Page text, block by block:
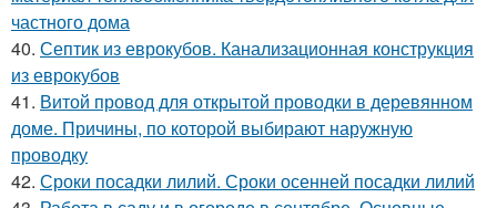
частного дома
40. Септик из еврокубов. Канализационная конструкция
из еврокубов
41. Витой провод для открытой проводки в деревянном
доме. Причины, по которой выбирают наружную
проводку
42. Сроки посадки лилий. Сроки осенней посадки лилий